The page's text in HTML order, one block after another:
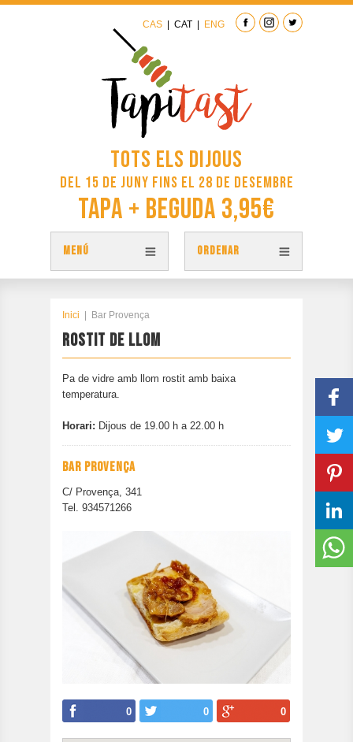
CAS CAT ENG
Tots els dijous
del 15 de juny fins el 28 de desembre
Tapa + Beguda 3,95€
MENÚ
PLÀNOL TAPITAST
PARTICIPA
EDICIÓ ANTERIOR
ORDENAR
Inici Bar Provença
ROSTIT DE LLOM
Pa de vidre amb llom rostit amb baixa
temperatura.
Horari: Dijous de 19.00 h a 22.00 h
BAR PROVENÇA
C/ Provença, 341
Tel. 934571266
0 0 0